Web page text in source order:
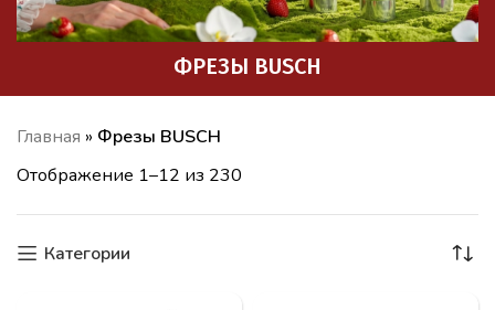
ФРЕЗЫ BUSCH
Главная » Фрезы BUSCH
Отображение 1–12 из 230
Категории